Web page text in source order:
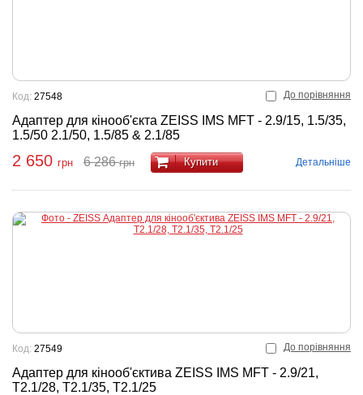
До порівняння
Адаптер для кінооб'єкта ZEISS IMS MFT - 2.9/15, 1.5/35,
1.5/50 2.1/50, 1.5/85 & 2.1/85
Код: 27548
2 650 грн 6 286грн Купити Детальніше
До порівняння
Адаптер для кінооб'єктива ZEISS IMS MFT - 2.9/21,
T2.1/28, T2.1/35, T2.1/25
Код: 27549